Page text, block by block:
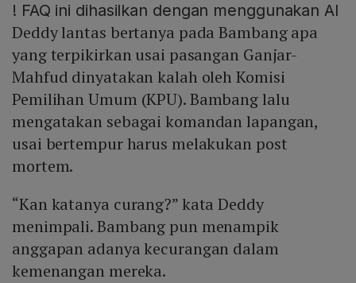
! FAQ ini dihasilkan dengan menggunakan AI
Deddy lantas bertanya pada Bambang apa
yang terpikirkan usai pasangan Ganjar-
Mahfud dinyatakan kalah oleh Komisi
Pemilihan Umum (KPU). Bambang lalu
mengatakan sebagai komandan lapangan,
usai bertempur harus melakukan post
mortem.
“Kan katanya curang?” kata Deddy
menimpali. Bambang pun menampik
anggapan adanya kecurangan dalam
kemenangan mereka.